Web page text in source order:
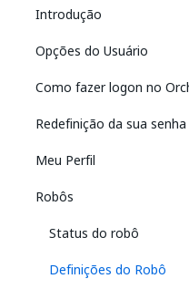
Introdução
Opções do Usuário
Como fazer logon no
Redefinição da sua senha
Meu Perfil
Robôs
Status do robô
Definições do Robô